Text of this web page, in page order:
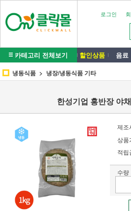
로그인
카테고리 전체보기 할인상품 음료
냉동식품 냉장/냉동식품 기타
한성기업 홍반장 야
제조
상품
적립
수량